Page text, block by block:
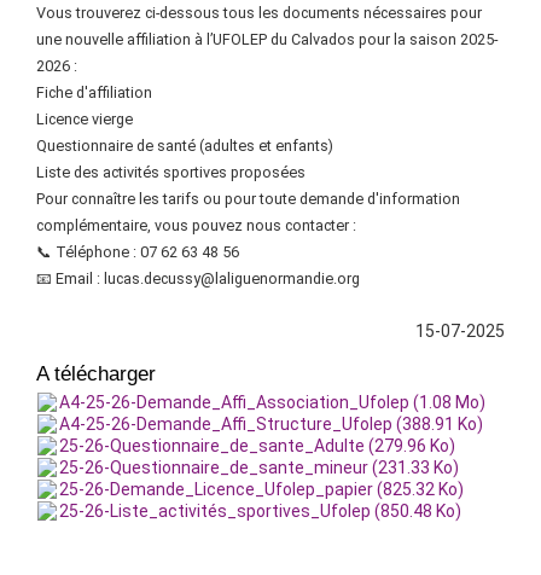
Vous trouverez ci-dessous tous les documents nécessaires pour
une nouvelle affiliation à l’UFOLEP du Calvados pour la saison 2025-
2026 :
Fiche d'affiliation
Licence vierge
Questionnaire de santé (adultes et enfants)
Liste des activités sportives proposées
Pour connaître les tarifs ou pour toute demande d'information
complémentaire, vous pouvez nous contacter :
📞 Téléphone : 07 62 63 48 56
📧 Email : lucas.decussy@laliguenormandie.org
15-07-2025
A télécharger
A4-25-26-Demande_Affi_Association_Ufolep (1.08 Mo)
A4-25-26-Demande_Affi_Structure_Ufolep (388.91 Ko)
25-26-Questionnaire_de_sante_Adulte (279.96 Ko)
25-26-Questionnaire_de_sante_mineur (231.33 Ko)
25-26-Demande_Licence_Ufolep_papier (825.32 Ko)
25-26-Liste_activités_sportives_Ufolep (850.48 Ko)